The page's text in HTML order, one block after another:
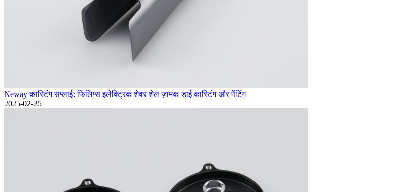
Neway कास्टिंग सप्लाई: फिलिप्स इलेक्ट्रिक शेवर शेल ज़ामक डाई कास्टिंग और पेंटिंग
2025-02-25